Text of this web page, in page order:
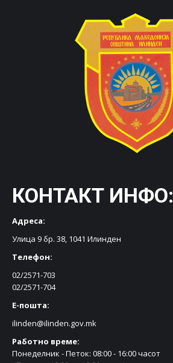
КОНТАКТ ИНФО:
Адреса:
Улица 9 бр. 38, 1041 Илинден
Телефон:
02/2571-703
02/2571-704
Е-пошта:
ilinden@ilinden.gov.mk
Работно време:
Понеделник - Петок: 08:00 - 16:00 часот